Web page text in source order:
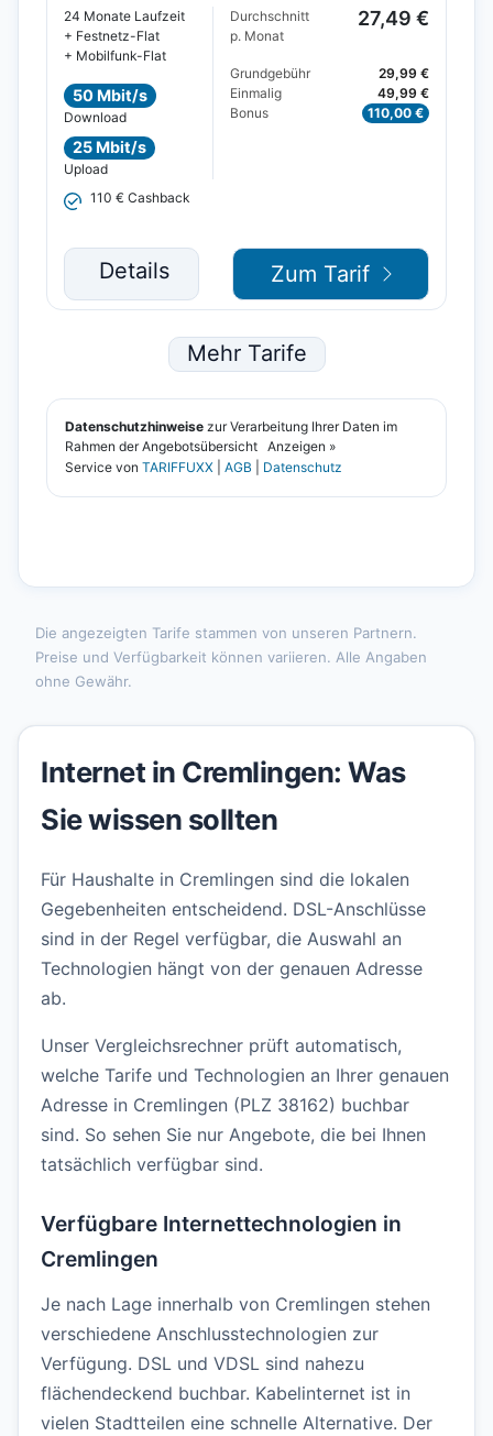
Die angezeigten Tarife stammen von unseren Partnern.
Preise und Verfügbarkeit können variieren. Alle Angaben
ohne Gewähr.
Internet in Cremlingen: Was
Sie wissen sollten
Für Haushalte in Cremlingen sind die lokalen
Gegebenheiten entscheidend. DSL-Anschlüsse
sind in der Regel verfügbar, die Auswahl an
Technologien hängt von der genauen Adresse
ab.
Unser Vergleichsrechner prüft automatisch,
welche Tarife und Technologien an Ihrer genauen
Adresse in Cremlingen (PLZ 38162) buchbar
sind. So sehen Sie nur Angebote, die bei Ihnen
tatsächlich verfügbar sind.
Verfügbare Internettechnologien in
Cremlingen
Je nach Lage innerhalb von Cremlingen stehen
verschiedene Anschlusstechnologien zur
Verfügung. DSL und VDSL sind nahezu
flächendeckend buchbar. Kabelinternet ist in
vielen Stadtteilen eine schnelle Alternative. Der